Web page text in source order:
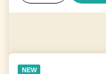
NEW